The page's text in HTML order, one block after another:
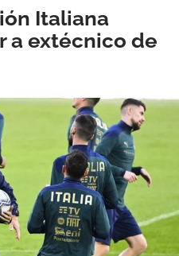
Italiana
a extécnico de